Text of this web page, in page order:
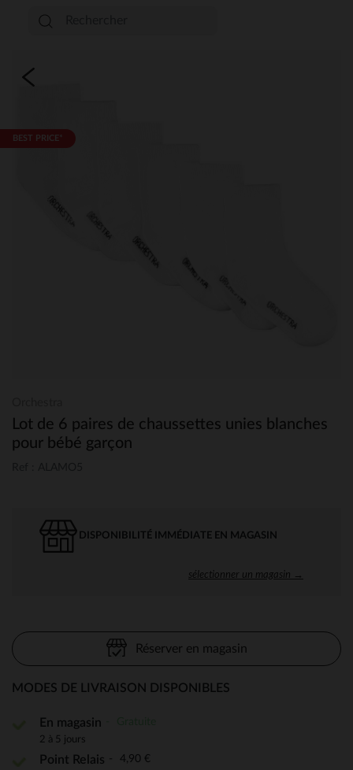
BEST PRICE*
Lot de 6 paires de chaussettes unies blanches
pour bébé garçon
DISPONIBILITÉ IMMÉDIATE EN MAGASIN
sélectionner un magasin →
Réserver en magasin
MODES DE LIVRAISON DISPONIBLES
En magasin
2 à 5 jours
Point Relais 4,90 €